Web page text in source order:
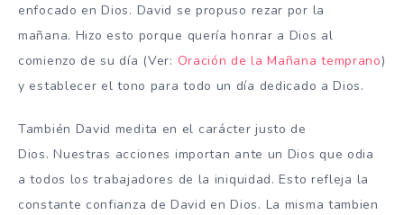
enfocado en Dios. David se propuso rezar por la
mañana. Hizo esto porque quería honrar a Dios al
comienzo de su día (Ver: Oración de la Mañana temprano)
y establecer el tono para todo un día dedicado a Dios.
También David medita en el carácter justo de
Dios. Nuestras acciones importan ante un Dios que odia
atodos los trabajadores de la iniquidad.Esto refleja la
constante confianza de David en Dios. La misma tambien